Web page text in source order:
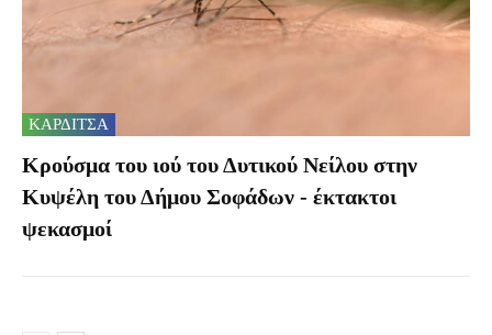
ΚΑΡΔΙΤΣΑ
Κρούσμα του ιού του Δυτικού Νείλου στην
Κυψέλη του Δήμου Σοφάδων - έκτακτοι
ψεκασμοί